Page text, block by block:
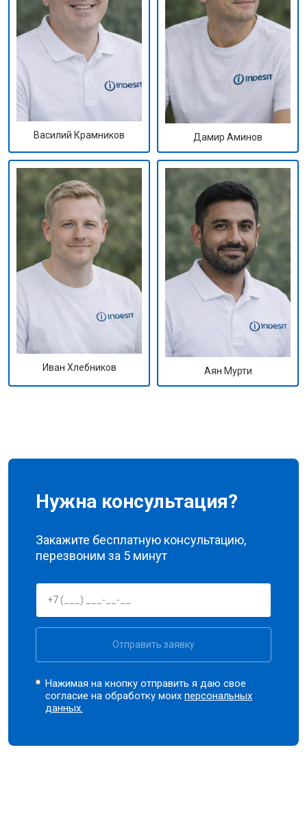
Василий Крамников Дамир Аминов
Иван Хлебников Аян Мурти
Нужна консультация?
Закажите бесплатную консультацию,
перезвоним за 5 минут
Отправить заявку
Нажимая на кнопку отправить я даю свое
согласие на обработку моихперсональных
данных.